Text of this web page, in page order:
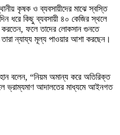
কৃষক ও ব্যবসায়ীদের মাঝে স্বস্তি
ধরে কিছু ব্যবসায়ী ৪০ কেজির স্থলে
করতেন, ফলে তাদের লোকসান গুনতে
ন্যায্য মূল্য পাওয়ার আশা করছেন।
বলেন, “নিয়ম অমান্য করে অতিরিক্ত
ভ্রাম্যমাণ আদালতের মাধ্যমে আইনগত